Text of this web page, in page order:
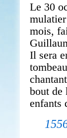
Le 30
mois,
Il sera
bout de
enfants